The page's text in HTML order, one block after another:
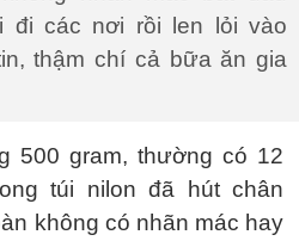
đi các nơi rồi len lỏi vào
thậm chí cả bữa ăn gia
500 gram, thường có 12
túi nilon đã hút chân
không có nhãn mác hay